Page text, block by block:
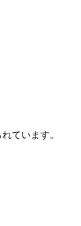
ています。